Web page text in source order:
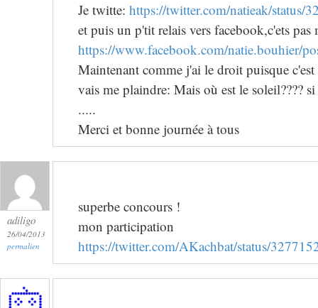
Je twitte: https://twitter.com/natieak/status/
et puis un p'tit relais vers facebook,c'ets pas
https://www.facebook.com/natie.bouhier/
Maintenant comme j'ai le droit puisque
vais me plaindre: Mais où est le soleil????
.....
Merci et bonne journée à tous
adiligo
26/04/2013
permalien
superbe concours !
mon participation
https://twitter.com/AKachbat/status/